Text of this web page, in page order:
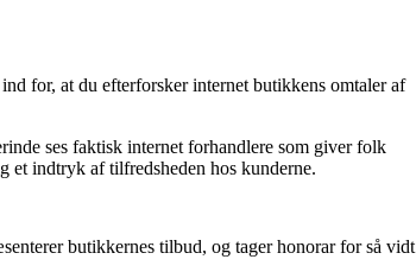
for, at du efterforsker internet butikkens omtaler af
ses faktisk internet forhandlere som giver folk
et indtryk af tilfredsheden hos kunderne.
butikkernes tilbud, og tager honorar for så vidt